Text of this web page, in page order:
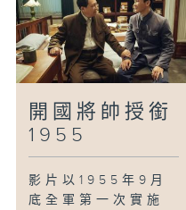
開國將帥授銜
1955
影片以1955年9月
底全軍第一次實施